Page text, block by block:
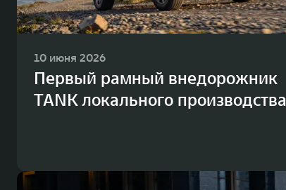
10 июня 2026
Первый рамный внедорожник
TANK локального производства